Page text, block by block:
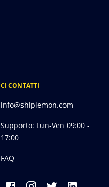
CI CONTATTI
info@shiplemon.com
Supporto: Lun-Ven 09:00 -
17:00
FAQ